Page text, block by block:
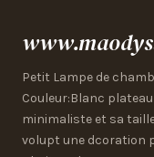
Petit Lampe de
Couleur:Blanc
minimaliste et sa
volupt une dcoration